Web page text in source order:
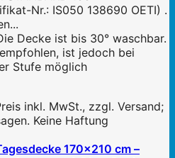
Nr.: IS050 138690 OETI) .
Decke ist bis 30° waschbar.
ist jedoch bei
Stufe möglich
inkl. MwSt., zzgl. Versand;
Keine Haftung